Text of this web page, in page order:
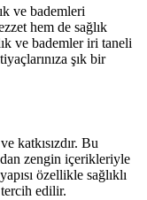
ve bademleri
hem de sağlık
ve bademler iri taneli
şık bir
katkısızdır. Bu
zengin içerikleriyle
özellikle sağlıklı
edilir.